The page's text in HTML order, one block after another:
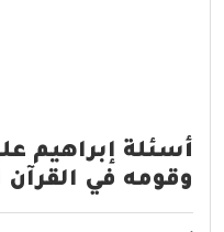
أسئلة إبراهيم
وقومه في القرآن